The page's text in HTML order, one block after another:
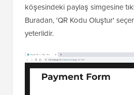
köşesindeki paylaş simgesine
Buradan, 'QR Kodu Oluştur'
yeterlidir.